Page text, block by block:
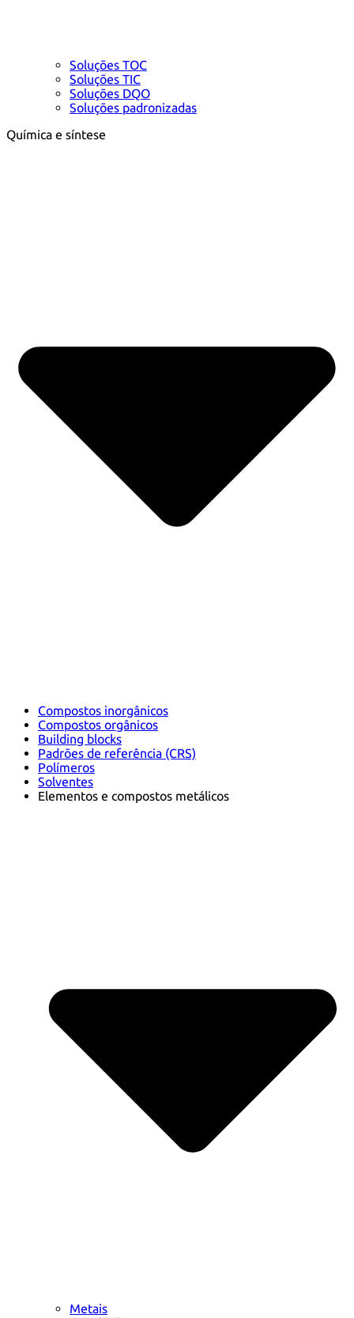
Soluções TOC
Soluções TIC
Soluções DQO
Soluções padronizadas
Química e síntese
Compostos inorgânicos
Compostos orgânicos
Building blocks
Padrões de referência (CRS)
Polímeros
Solventes
Elementos e compostos metálicos
Metais